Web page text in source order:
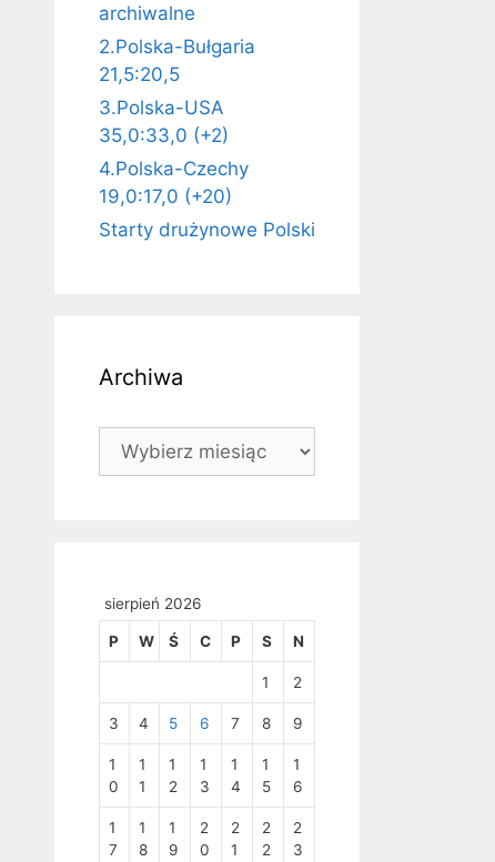
archiwalne
2.Polska-Bułgaria
21,5:20,5
3.Polska-USA
35,0:33,0 (+2)
4.Polska-Czechy
19,0:17,0 (+20)
Starty drużynowe Polski
Archiwa
Archiwa
sierpień 2026
P W Ś C P S N
1 2
3 4 5 6 7 8 9
1
0
1
1
1
2
1
3
1
4
1
5
1
6
1
7
1
8
1
9
2
0
2
1
2
2
2
3